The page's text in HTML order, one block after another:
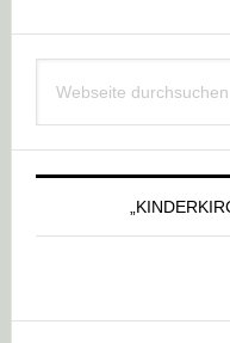
Haupt-
Sidebar
durchsuchen